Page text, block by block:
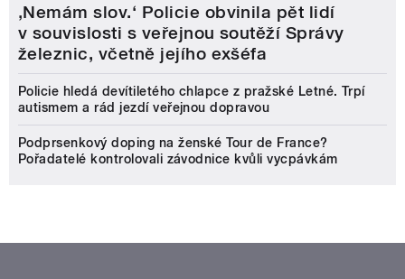
‚Nemám slov.‘ Policie obvinila pět lidí
v souvislosti s veřejnou soutěží Správy
železnic, včetně jejího exšéfa
Policie hledá devítiletého chlapce z pražské Letné. Trpí
autismem a rád jezdí veřejnou dopravou
Podprsenkový doping na ženské Tour de France?
Pořadatelé kontrolovali závodnice kvůli vycpávkám